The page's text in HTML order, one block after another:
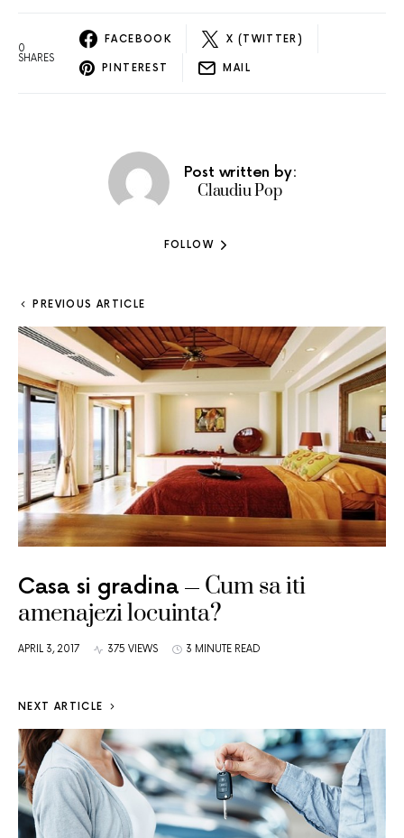
0
SHARES
FACEBOOK X (TWITTER)
PINTEREST MAIL
Post written by:
Claudiu Pop
FOLLOW
PREVIOUS ARTICLE
Casa si gradina
Cum sa iti
amenajezi locuinta?
APRIL 3, 2017 375 VIEWS 3 MINUTE READ
NEXT ARTICLE